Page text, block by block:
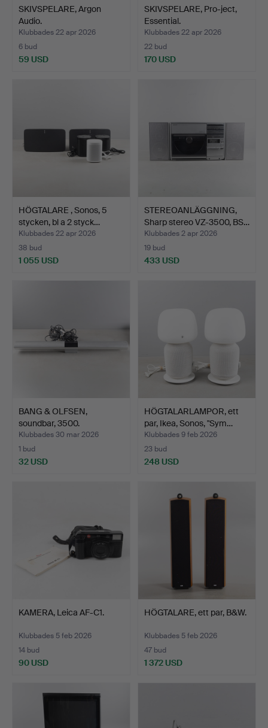
SKIVSPELARE, Argon
Audio.
Klubbades 22 apr 2026
6 bud
59 USD
SKIVSPELARE, Pro-ject,
Essential.
Klubbades 22 apr 2026
22 bud
170 USD
HÖGTALARE , Sonos, 5
stycken, bl a 2 styck…
Klubbades 22 apr 2026
38 bud
1 055 USD
STEREOANLÄGGNING,
Sharp stereo VZ-3500, BS…
Klubbades 2 apr 2026
19 bud
433 USD
BANG & OLFSEN,
soundbar, 3500.
Klubbades 30 mar 2026
1 bud
32 USD
HÖGTALARLAMPOR, ett
par, Ikea, Sonos, "Sym…
Klubbades 9 feb 2026
23 bud
248 USD
KAMERA, Leica AF-C1.
Klubbades 5 feb 2026
14 bud
90 USD
HÖGTALARE, ett par, B&W.
Klubbades 5 feb 2026
47 bud
1 372 USD